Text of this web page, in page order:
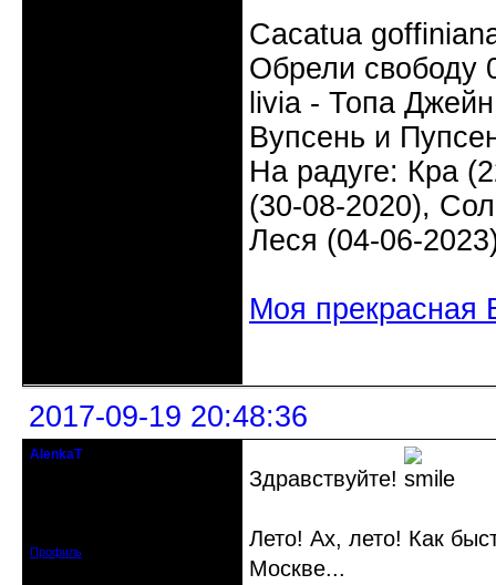
Cacatua
Обрели свободу
livia - Топа
Вупсень и
На радуге: Кра
(30-08-2020),
Леся (04-06-
Моя прекрасная
2017-09-19 20:48:36
AlenkaT
Профиль
Здравствуйте!
Лето! Ах, лето! Как
Москве...